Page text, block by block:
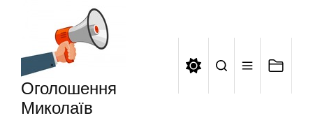
Оголошення
Миколаїв